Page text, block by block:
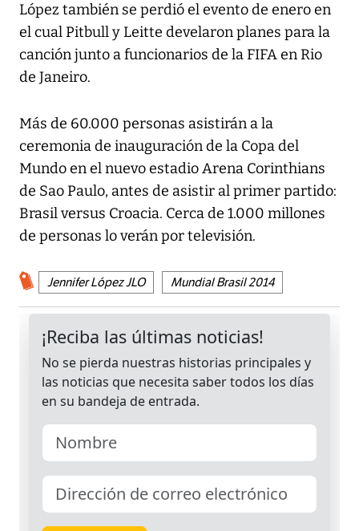
López también se perdió el evento de enero en
el cual Pitbull y Leitte develaron planes para la
canción junto a funcionarios de la FIFA en Rio
de Janeiro.
Más de 60.000 personas asistirán a la
ceremonia de inauguración de la Copa del
Mundo en el nuevo estadio Arena Corinthians
de Sao Paulo, antes de asistir al primer partido:
Brasil versus Croacia. Cerca de 1.000 millones
de personas lo verán por televisión.
Jennifer López JLO Mundial Brasil 2014